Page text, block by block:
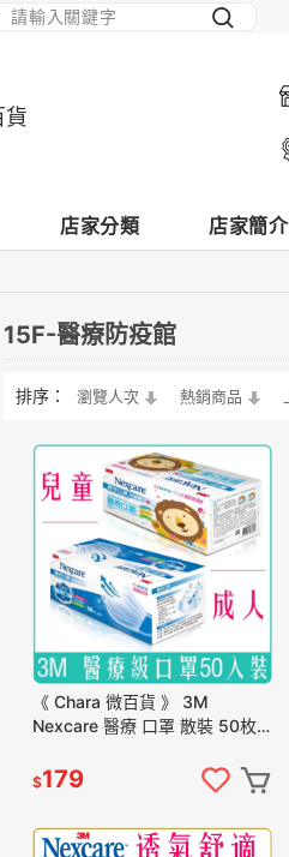
貨
店家分類 店家簡介
15F-醫療防疫館
排序： 瀏覽人次 熱銷商品
《 Chara 微百貨 》 3M
Nexcare 醫療 口罩 散裝 50枚
黑
$179